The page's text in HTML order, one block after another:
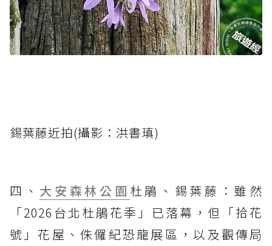
錫葉藤近拍(攝影：洪書瑱)
四、 大安森林公園 杜鵑、錫葉藤：雖然
「2026台北杜鵑花季」已落幕，但「拾花
號」花屋、侏儸紀恐龍展區，以及觀傳局